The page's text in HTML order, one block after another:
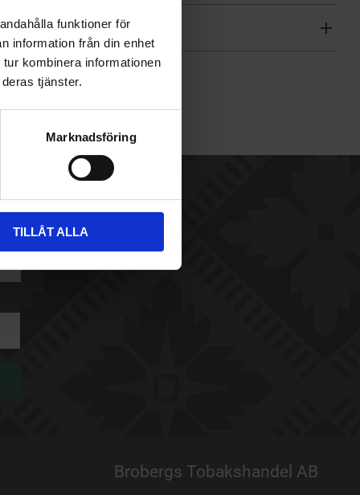
funktioner för
information från din enhet
kombinera informationen
tjänster.
Marknadsföring
TILLÅT ALLA
Brobergs Tobakshandel AB